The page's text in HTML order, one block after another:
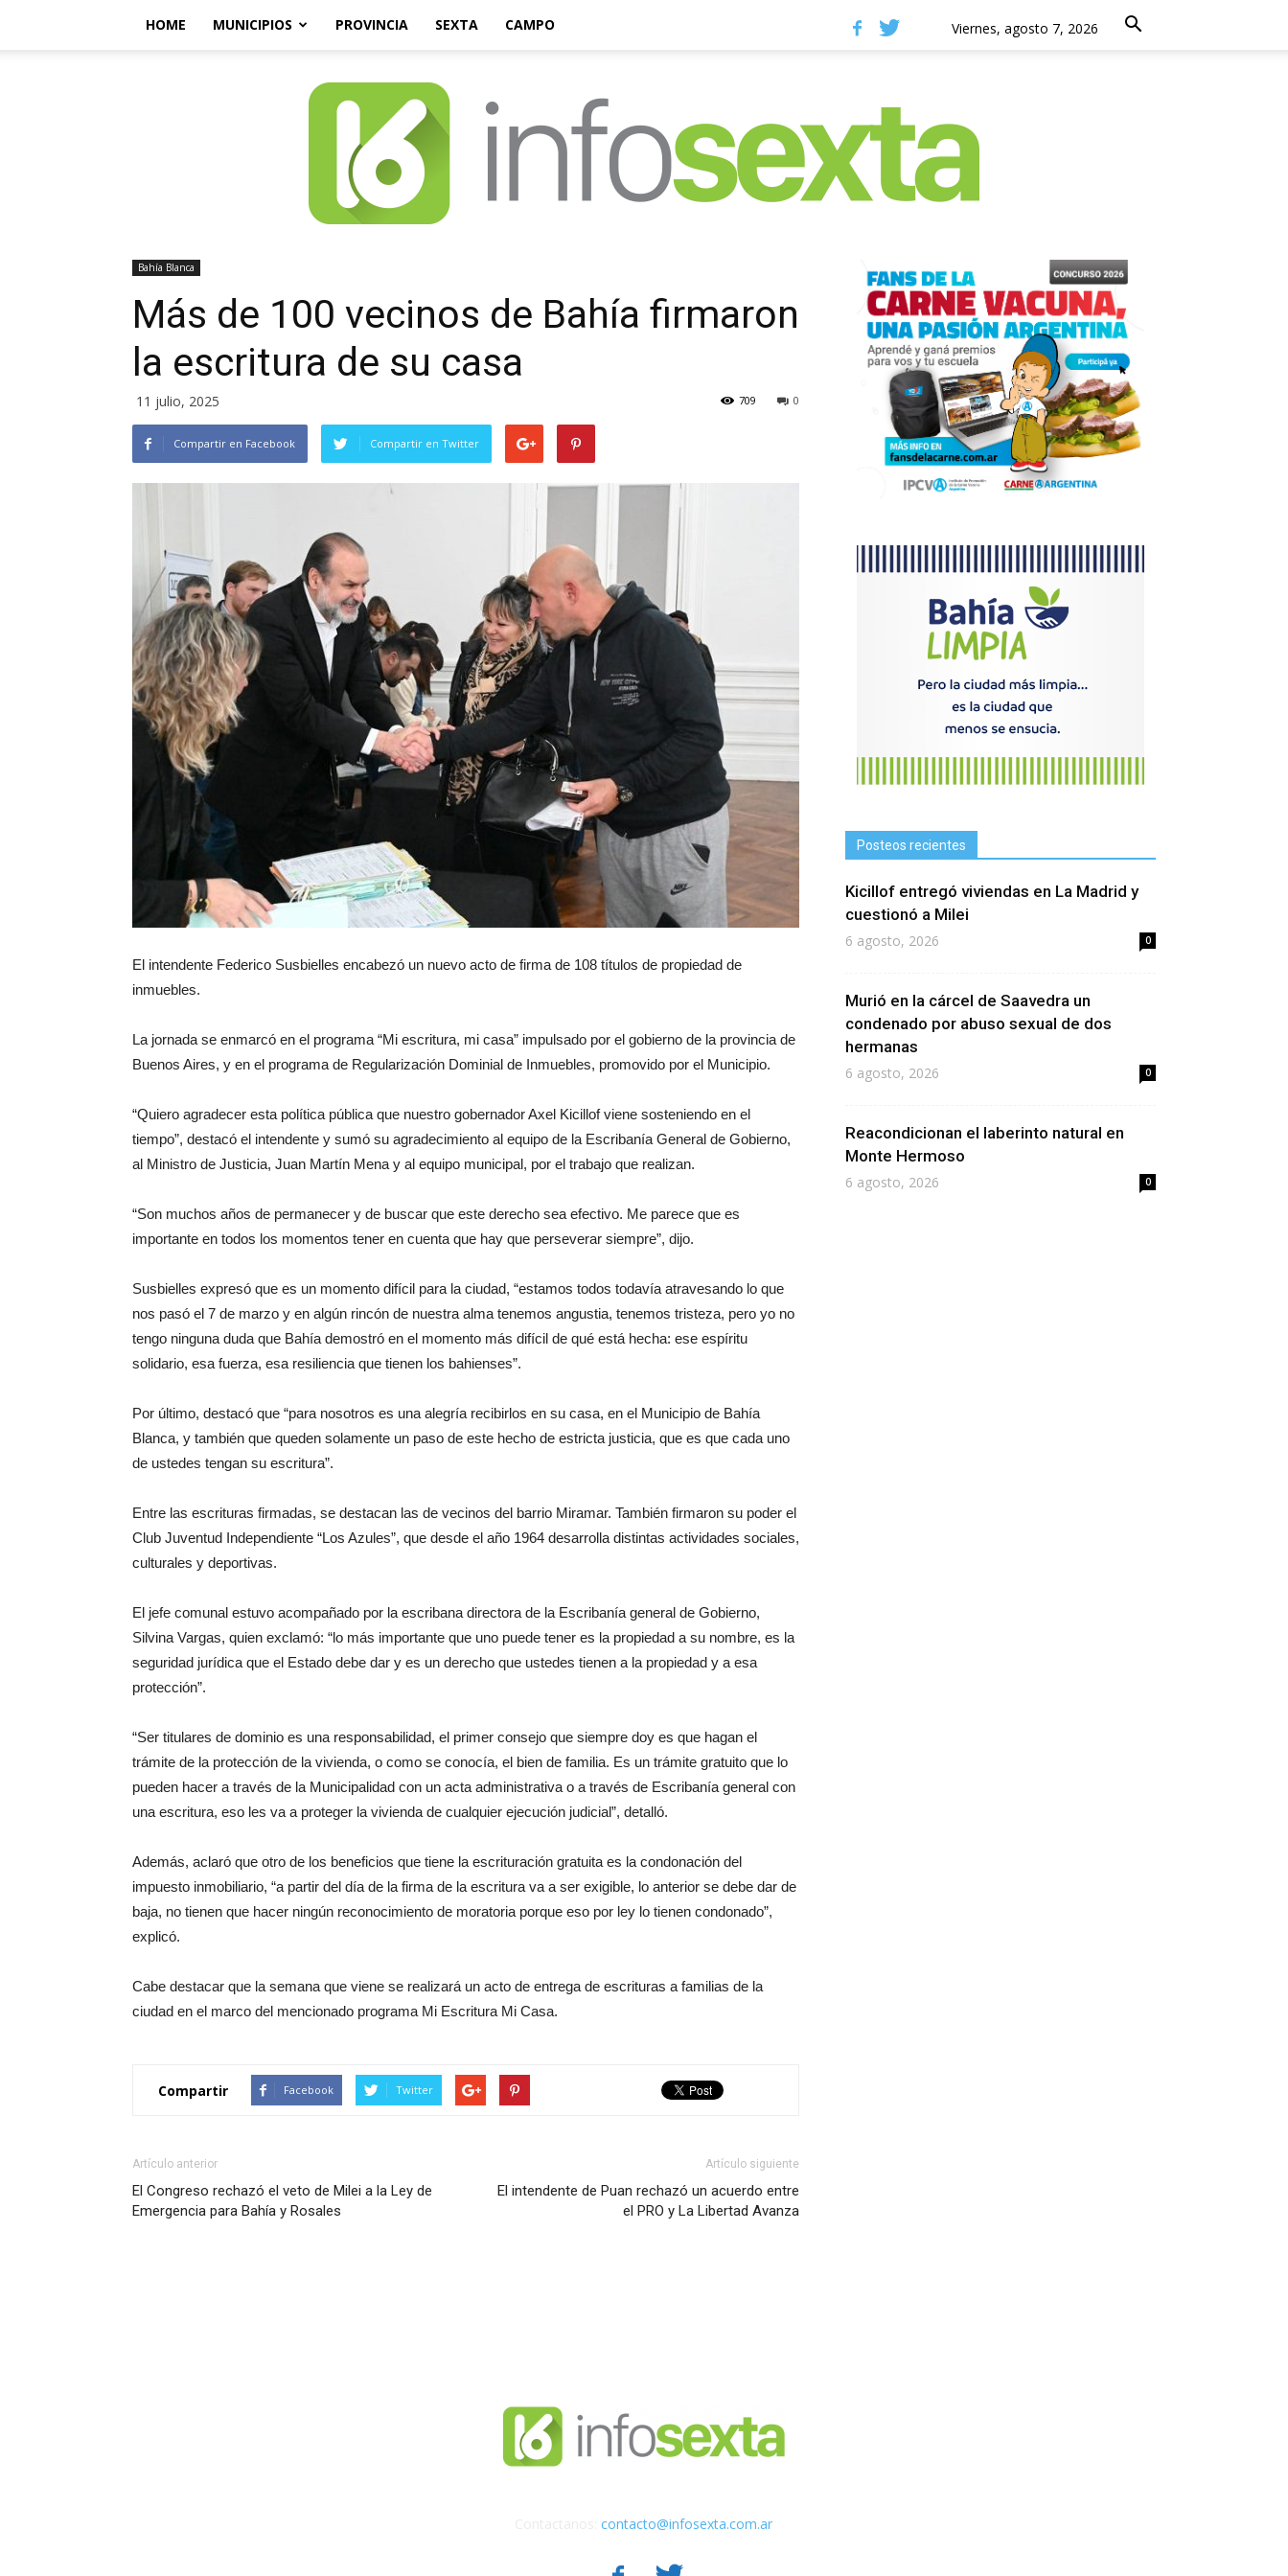
HOME MUNICIPIOS PROVINCIA SEXTA CAMPO Viernes, agosto 7, 2026
Bahía Blanca
Más de 100 vecinos de Bahía firmaron
la escritura de su casa
11 julio, 2025 0
709
Compartir en Facebook Compartir en Twitter
El intendente Federico Susbielles encabezó un nuevo acto de firma de 108 títulos de propiedad de
inmuebles.
La jornada se enmarcó en el programa “Mi escritura, mi casa” impulsado por el gobierno de la provincia de
Buenos Aires, y en el programa de Regularización Dominial de Inmuebles, promovido por el Municipio.
“Quiero agradecer esta política pública que nuestro gobernador Axel Kicillof viene sosteniendo en el
tiempo”, destacó el intendente y sumó su agradecimiento al equipo de la Escribanía General de Gobierno,
al Ministro de Justicia, Juan Martín Mena y al equipo municipal, por el trabajo que realizan.
“Son muchos años de permanecer y de buscar que este derecho sea efectivo. Me parece que es
importante en todos los momentos tener en cuenta que hay que perseverar siempre”, dijo.
Susbielles expresó que es un momento difícil para la ciudad, “estamos todos todavía atravesando lo que
nos pasó el 7 de marzo y en algún rincón de nuestra alma tenemos angustia, tenemos tristeza, pero yo no
tengo ninguna duda que Bahía demostró en el momento más difícil de qué está hecha: ese espíritu
solidario, esa fuerza, esa resiliencia que tienen los bahienses”.
Por último, destacó que “para nosotros es una alegría recibirlos en su casa, en el Municipio de Bahía
Blanca, y también que queden solamente un paso de este hecho de estricta justicia, que es que cada uno
de ustedes tengan su escritura”.
Entre las escrituras firmadas, se destacan las de vecinos del barrio Miramar. También firmaron su poder el
Club Juventud Independiente “Los Azules”, que desde el año 1964 desarrolla distintas actividades sociales,
culturales y deportivas.
El jefe comunal estuvo acompañado por la escribana directora de la Escribanía general de Gobierno,
Silvina Vargas, quien exclamó: “lo más importante que uno puede tener es la propiedad a su nombre, es la
seguridad jurídica que el Estado debe dar y es un derecho que ustedes tienen a la propiedad y a esa
protección”.
“Ser titulares de dominio es una responsabilidad, el primer consejo que siempre doy es que hagan el
trámite de la protección de la vivienda, o como se conocía, el bien de familia. Es un trámite gratuito que lo
pueden hacer a través de la Municipalidad con un acta administrativa o a través de Escribanía general con
una escritura, eso les va a proteger la vivienda de cualquier ejecución judicial”, detalló.
Además, aclaró que otro de los beneficios que tiene la escrituración gratuita es la condonación del
impuesto inmobiliario, “a partir del día de la firma de la escritura va a ser exigible, lo anterior se debe dar de
baja, no tienen que hacer ningún reconocimiento de moratoria porque eso por ley lo tienen condonado”,
explicó.
Cabe destacar que la semana que viene se realizará un acto de entrega de escrituras a familias de la
ciudad en el marco del mencionado programa Mi Escritura Mi Casa.
Compartir Facebook Twitter
Artículo anterior
El Congreso rechazó el veto de Milei a la Ley de
Emergencia para Bahía y Rosales
Artículo siguiente
El intendente de Puan rechazó un acuerdo entre
el PRO y La Libertad Avanza
Posteos recientes
Kicillof entregó viviendas en La Madrid y
cuestionó a Milei
6 agosto, 2026 0
Murió en la cárcel de Saavedra un
condenado por abuso sexual de dos
hermanas
6 agosto, 2026 0
Reacondicionan el laberinto natural en
Monte Hermoso
6 agosto, 2026 0
contacto@infosexta.com.ar